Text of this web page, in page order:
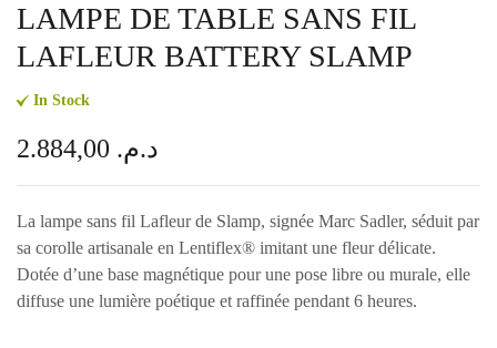
LAMPE DE TABLE SANS FIL
LAFLEUR BATTERY SLAMP
In Stock
د.م.
La lampe sans fil Lafleur de Slamp, signée Marc Sadler, séduit par
sa corolle artisanale en Lentiflex® imitant une fleur délicate.
Dotée d’une base magnétique pour une pose libre ou murale, elle
diffuse une lumière poétique et raffinée pendant 6 heures.